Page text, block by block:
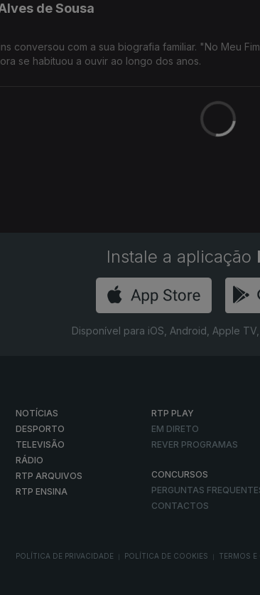
de Sousa
conversou com a sua biografia familiar. "No Meu
se habituou a ouvir ao longo dos anos.
pela primeira vez em público, aos 12 anos. Sentiu
da nova geração, com tradição e inovação de mãos
Roque
– de cinema, de teatro, de televisão. Também canta,
fala de percalços da vida e do otimismo que o